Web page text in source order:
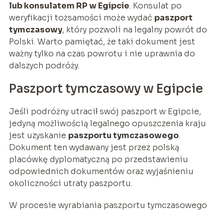
lub konsulatem RP w Egipcie. Konsulat po
weryfikacji tożsamości może wydać paszport
tymczasowy, który pozwoli na legalny powrót do
Polski. Warto pamiętać, że taki dokument jest
ważny tylko na czas powrotu i nie uprawnia do
dalszych podróży.
Paszport tymczasowy w Egipcie
Jeśli podróżny utracił swój paszport w Egipcie,
jedyną możliwością legalnego opuszczenia kraju
jest uzyskanie paszportu tymczasowego.
Dokument ten wydawany jest przez polską
placówkę dyplomatyczną po przedstawieniu
odpowiednich dokumentów oraz wyjaśnieniu
okoliczności utraty paszportu.
W procesie wyrabiania paszportu tymczasowego